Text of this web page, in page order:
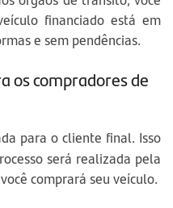
financiado está em
e sem pendências.
os compradores de
para o cliente final. Isso
será realizada pela
comprará seu veículo.